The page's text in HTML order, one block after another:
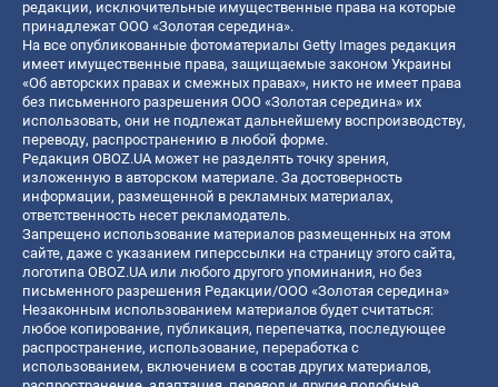
редакции, исключительные имущественные права на которые
принадлежат ООО «Золотая середина».
На все опубликованные фотоматериалы Getty Images редакция
имеет имущественные права, защищаемые законом Украины
«Об авторских правах и смежных правах», никто не имеет права
без письменного разрешения ООО «Золотая середина» их
использовать, они не подлежат дальнейшему воспроизводству,
переводу, распространению в любой форме.
Редакция OBOZ.UA может не разделять точку зрения,
изложенную в авторском материале. За достоверность
информации, размещенной в рекламных материалах,
ответственность несет рекламодатель.
Запрещено использование материалов размещенных на этом
сайте, даже с указанием гиперссылки на страницу этого сайта,
логотипа OBOZ.UA или любого другого упоминания, но без
письменного разрешения Редакции/ООО «Золотая середина»
Незаконным использованием материалов будет считаться:
любое копирование, публикация, перепечатка, последующее
распространение, использование, переработка с
использованием, включением в состав других материалов,